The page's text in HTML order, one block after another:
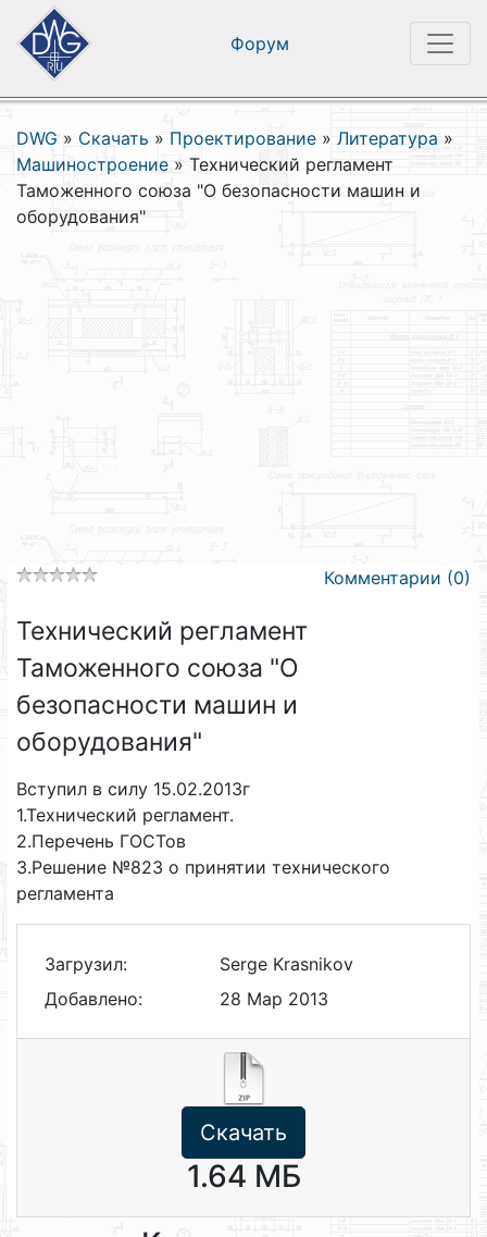
Форум
DWG » Скачать » Проектирование » Литература »
Машиностроение » Технический регламент
Таможенного союза "О безопасности машин и
оборудования"
Комментарии (0)
Технический регламент
Таможенного союза "О
безопасности машин и
оборудования"
Вступил в силу 15.02.2013г
1.Технический регламент.
2.Перечень ГОСТов
3.Решение №823 о принятии технического
регламента
Загрузил:
Serge Krasnikov
Добавлено:
28 Мар 2013
Скачать
1.64 МБ